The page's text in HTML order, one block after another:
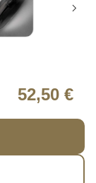
52,50 €